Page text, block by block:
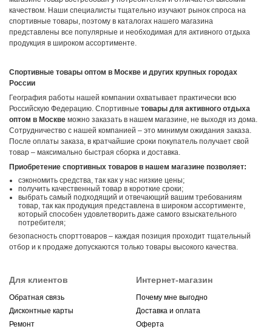
качеством. Наши специалисты тщательно изучают рынок спроса на
спортивные товары, поэтому в каталогах нашего магазина
представлены все популярные и необходимая для активного отдыха
продукция в широком ассортименте.
Спортивные товары оптом в Москве и других крупных городах
России
География работы нашей компании охватывает практически всю
Российскую Федерацию. Спортивные товары для активного отдыха
оптом в Москве можно заказать в нашем магазине, не выходя из дома.
Сотрудничество с нашей компанией – это минимум ожидания заказа.
После оплаты заказа, в кратчайшие сроки покупатель получает свой
товар – максимально быстрая сборка и доставка.
Приобретение спортивных товаров в нашем магазине позволяет:
сэкономить средства, так как у нас низкие цены;
получить качественный товар в короткие сроки;
выбрать самый подходящий и отвечающий вашим требованиям
товар, так как продукция представлена в широком ассортименте,
который способен удовлетворить даже самого взыскательного
потребителя;
безопасность спорттоваров – каждая позиция проходит тщательный
отбор и к продаже допускаются только товары высокого качества.
Для клиентов
Обратная связь
Дисконтные карты
Ремонт
Интернет-магазин
Почему мне выгодно
Доставка и оплата
Оферта